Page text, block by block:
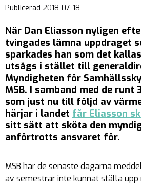
Publicerad 2018-07-18
När Dan Eliasson nyligen
tvingades lämna uppdraget
sparkades han som det
utsågs i stället till
Myndigheten för
MSB. I samband med de runt
som just nu till följd av
härjar i landet får Eliasson
sitt sätt att sköta den
anförtrotts ansvaret för.
MSB har de senaste dagarna
av semestrar inte kunnat ställa